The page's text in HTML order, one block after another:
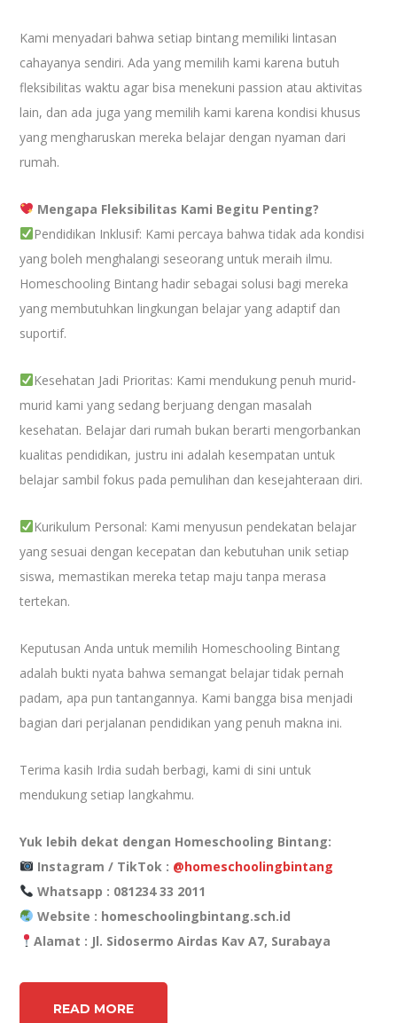
Kami menyadari bahwa setiap bintang memiliki lintasan
cahayanya sendiri. Ada yang memilih kami karena butuh
fleksibilitas waktu agar bisa menekuni passion atau aktivitas
lain, dan ada juga yang memilih kami karena kondisi khusus
yang mengharuskan mereka belajar dengan nyaman dari
rumah.
Mengapa Fleksibilitas Kami Begitu Penting?
Pendidikan Inklusif: Kami percaya bahwa tidak ada kondisi
yang boleh menghalangi seseorang untuk meraih ilmu.
Homeschooling Bintang hadir sebagai solusi bagi mereka
yang membutuhkan lingkungan belajar yang adaptif dan
suportif.
Kesehatan Jadi Prioritas: Kami mendukung penuh murid-
murid kami yang sedang berjuang dengan masalah
kesehatan. Belajar dari rumah bukan berarti mengorbankan
kualitas pendidikan, justru ini adalah kesempatan untuk
belajar sambil fokus pada pemulihan dan kesejahteraan diri.
Kurikulum Personal: Kami menyusun pendekatan belajar
yang sesuai dengan kecepatan dan kebutuhan unik setiap
siswa, memastikan mereka tetap maju tanpa merasa
tertekan.
Keputusan Anda untuk memilih Homeschooling Bintang
adalah bukti nyata bahwa semangat belajar tidak pernah
padam, apa pun tantangannya. Kami bangga bisa menjadi
bagian dari perjalanan pendidikan yang penuh makna ini.
Terima kasih Irdia sudah berbagi, kami di sini untuk
mendukung setiap langkahmu.
Yuk lebih dekat dengan Homeschooling Bintang:
Instagram / TikTok : @homeschoolingbintang
Whatsapp : 081234 33 2011
Website : homeschoolingbintang.sch.id
Alamat : Jl. Sidosermo Airdas Kav A7, Surabaya
READ MORE